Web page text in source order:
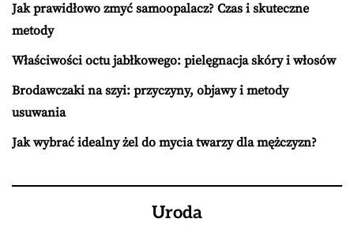
Jak prawidłowo zmyć samoopalacz? Czas i skuteczne
metody
Właściwości octu jabłkowego: pielęgnacja skóry i włosów
Brodawczaki na szyi: przyczyny, objawy i metody
usuwania
Jak wybrać idealny żel do mycia twarzy dla mężczyzn?
Uroda